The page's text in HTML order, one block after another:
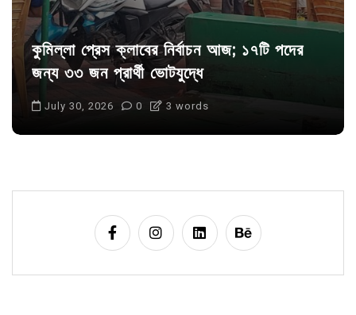
কুমিল্লা প্রেস ক্লাবের নির্বাচন আজ; ১৭টি পদের
জন্য ৩৩ জন প্রার্থী ভোটযুদ্ধে
July 30, 2026 0 3 words